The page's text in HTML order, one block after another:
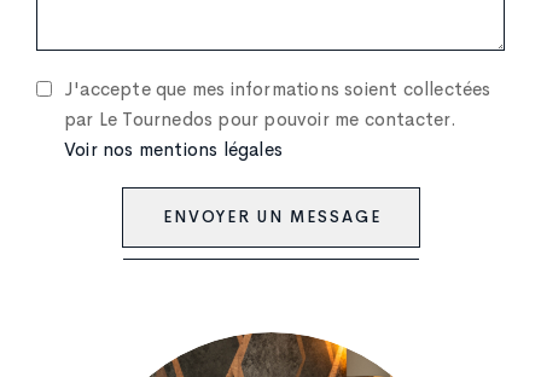
J'accepte que mes informations soient collectées
par Le Tournedos pour pouvoir me contacter.
Voir nos mentions légales
ENVOYER UN MESSAGE